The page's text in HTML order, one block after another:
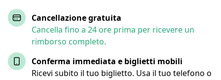
Cancellazione gratuita
Cancella fino a 24 ore prima per ricevere un
rimborso completo.
Conferma immediata e biglietti mobili
Ricevi subito il tuo biglietto. Usa il tuo telefono o